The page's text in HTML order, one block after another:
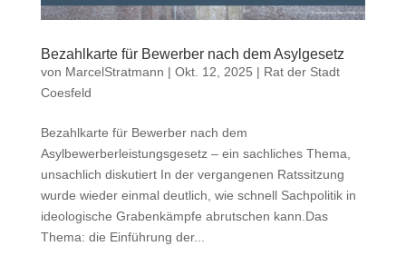
Bezahlkarte für Bewerber nach dem Asylgesetz
von MarcelStratmann | Okt. 12, 2025 | Rat der Stadt
Coesfeld
Bezahlkarte für Bewerber nach dem
Asylbewerberleistungsgesetz – ein sachliches Thema,
unsachlich diskutiert In der vergangenen Ratssitzung
wurde wieder einmal deutlich, wie schnell Sachpolitik in
ideologische Grabenkämpfe abrutschen kann.Das
Thema: die Einführung der...